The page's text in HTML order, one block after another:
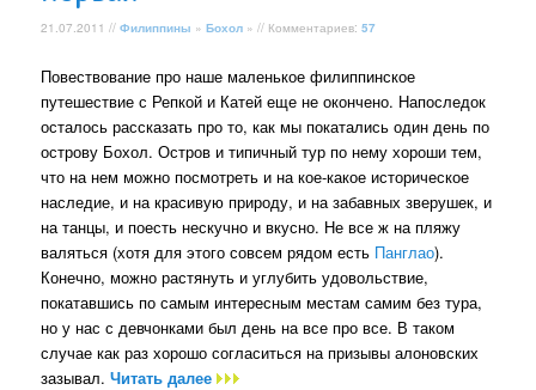
21.07.2011 //Филиппины »Бохол » // Комментариев:57
Повествование про наше маленькое филиппинское
путешествие с Репкой и Катей еще не окончено. Напоследок
осталось рассказать про то, как мы покатались один день по
острову Бохол. Остров и типичный тур по нему хороши тем,
что на нем можно посмотреть и на кое-какое историческое
наследие, и на красивую природу, и на забавных зверушек, и
на танцы, и поесть нескучно и вкусно. Не все ж на пляжу
валяться (хотя для этого совсем рядом есть Панглао).
Конечно, можно растянуть и углубить удовольствие,
покатавшись по самым интересным местам самим без тура,
но у нас с девчонками был день на все про все. В таком
случае как раз хорошо согласиться на призывы алоновских
зазывал.Читать далее